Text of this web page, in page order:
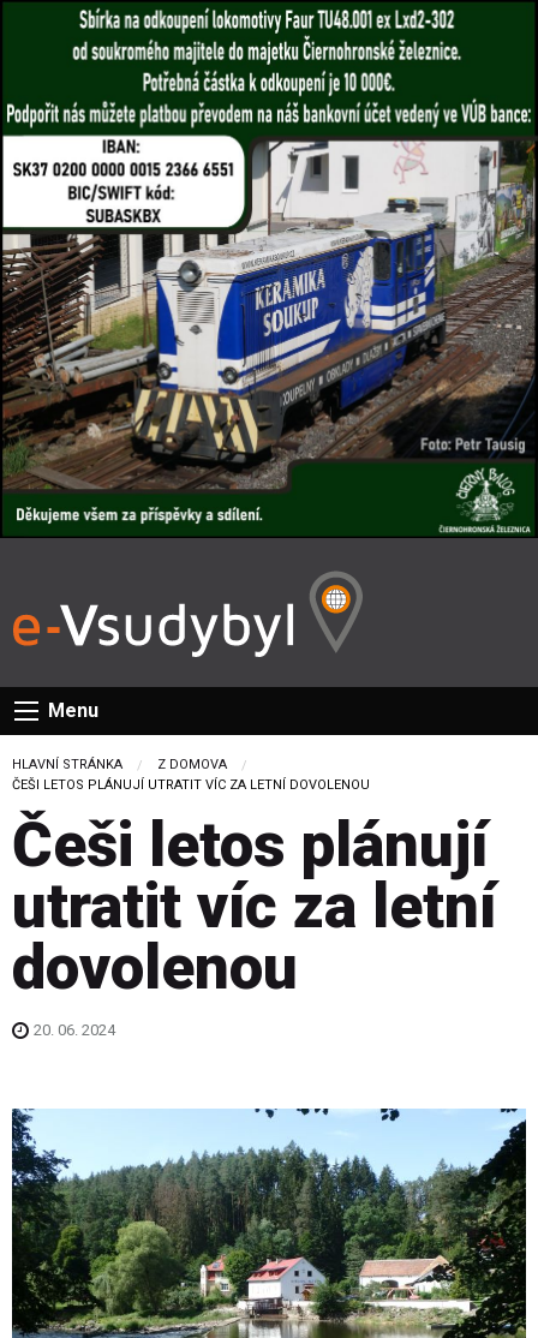
Menu
HLAVNÍ STRÁNKA
Z DOMOVA
CURRENT:
ČEŠI LETOS PLÁNUJÍ UTRATIT VÍC ZA LETNÍ DOVOLENOU
Češi letos plánují
utratit víc za letní
dovolenou
20. 06. 2024